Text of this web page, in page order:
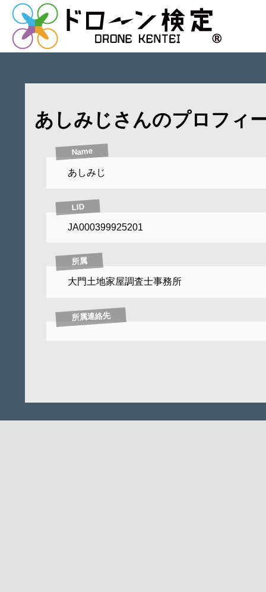
あしみじさんのプロフィ
Name
あしみじ
LID
JA000399925201
所属
大門土地家屋調査士事務所
所属連絡先